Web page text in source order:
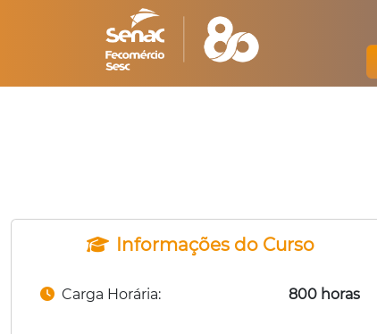
Informações do Curso
Carga Horária: 800 horas